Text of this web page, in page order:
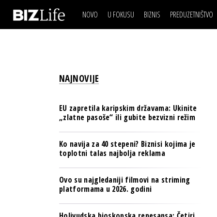
NOVO U FOKUSU BIZNIS
BANKE
OSIGURANJE
TECH I AI
BIZNIS & SPORT
PULS REGIONA
NOVO NA RAFU
PREDUZETNIŠTVO
IZJAVA DANABIZNIS SCENA
BREND I
OSIGURANJE
TECH I AI
PULS REGIONA
NAJNOVIJE
EU zapretila karipskim državama: Ukinite
„zlatne pasoše“ ili gubite bezvizni režim
Ko navija za 40 stepeni? Biznisi kojima je
toplotni talas najbolja reklama
Ovo su najgledaniji filmovi na striming
platformama u 2026. godini